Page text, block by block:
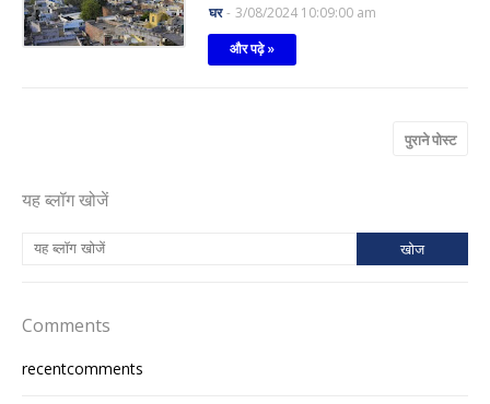
घर - 3/08/2024 10:09:00 am
और पढ़े »
पुराने पोस्ट
यह ब्लॉग खोजें
Comments
recentcomments